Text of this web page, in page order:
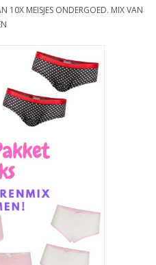
10X MEISJES ONDERGOED. MIX VAN